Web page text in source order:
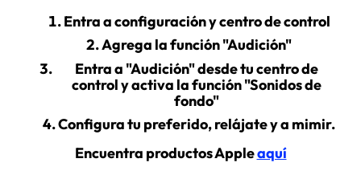
Entra a configuración y centro de control
Agrega la función "Audición"
Entra a "Audición" desde tu centro de
control y activa la función "Sonidos de
fondo"
Configura tu preferido, relájate y a mimir.
Encuentra productos Appleaquí